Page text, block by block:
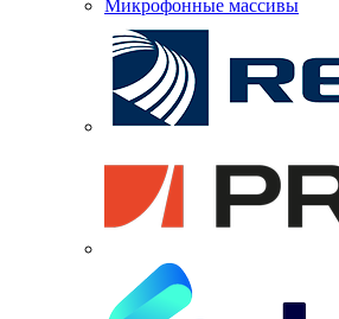
Микрофонные массивы